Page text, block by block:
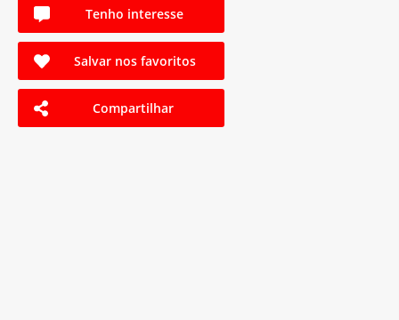
Tenho interesse
Salvar nos favoritos
Compartilhar